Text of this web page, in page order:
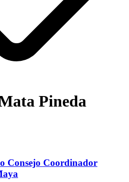
Pineda
Consejo Coordinador